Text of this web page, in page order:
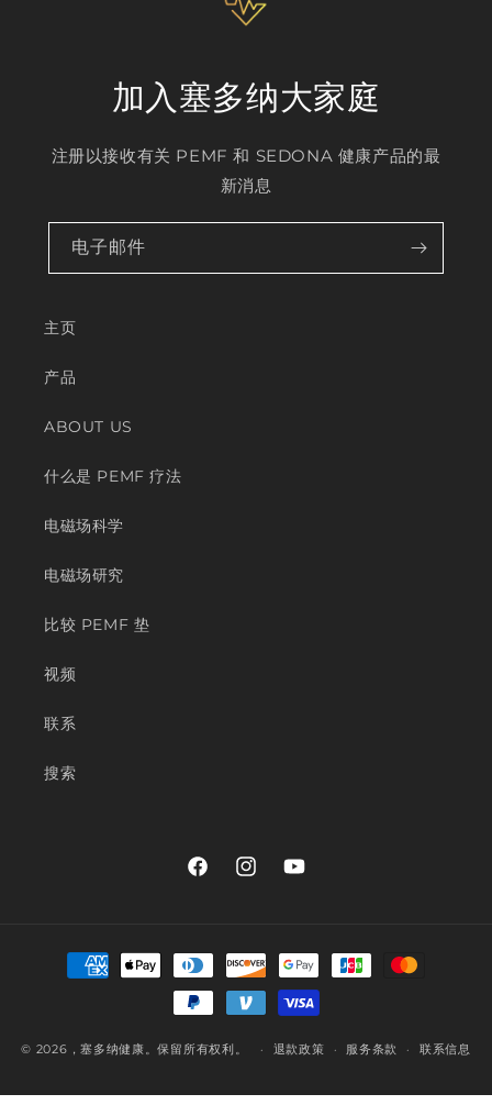
加入塞多纳大家庭
注册以接收有关 PEMF 和 SEDONA 健康产品的最
新消息
电子邮件
主页
产品
ABOUT US
什么是 PEMF 疗法
电磁场科学
电磁场研究
比较 PEMF 垫
视频
联系
搜索
在
InstagramYouTube
式
© 2026 ，塞多纳健康 。保留所有权利。 退款政策 服务条款 联系信息